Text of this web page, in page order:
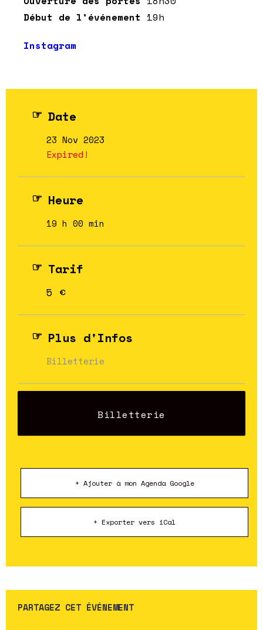
Début de l’événement 19h
Instagram
Date
23 Nov 2023
Expired!
Heure
19 h 00 min
Tarif
5 €
Plus d'Infos
Billetterie
Billetterie
+ Ajouter à mon Agenda Google
+ Exporter vers iCal
PARTAGEZ CET ÉVÉNEMENT